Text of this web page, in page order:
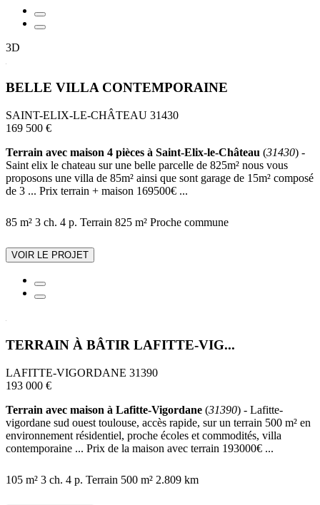
3D
BELLE VILLA CONTEMPORAINE
SAINT-ELIX-LE-CHÂTEAU 31430
169 500 €
Terrain avec maison 4 pièces à Saint-Elix-le-Château (31430) -
Saint elix le chateau sur une belle parcelle de 825m² nous vous
proposons une villa de 85m² ainsi que sont garage de 15m² composé
de 3 ... Prix terrain + maison 169500€ ...
85 m² 3 ch. 4 p. Terrain 825 m² Proche commune
VOIR LE PROJET
TERRAIN À BÂTIR LAFITTE-VIG...
LAFITTE-VIGORDANE 31390
193 000 €
Terrain avec maison à Lafitte-Vigordane (31390) - Lafitte-
vigordane sud ouest toulouse, accès rapide, sur un terrain 500 m² en
environnement résidentiel, proche écoles et commodités, villa
contemporaine ... Prix de la maison avec terrain 193000€ ...
105 m² 3 ch. 4 p. Terrain 500 m² 2.809 km